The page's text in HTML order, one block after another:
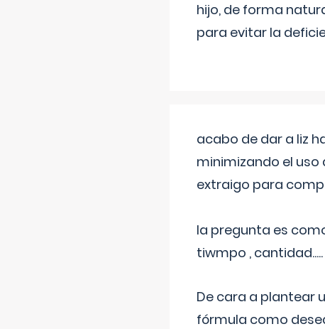
hijo, de forma
para evitar la
acabo de dar a liz
minimizando el uso
extraigo para
la pregunta es
tiwmpo , cantidad.....
De cara a plantear
fórmula como